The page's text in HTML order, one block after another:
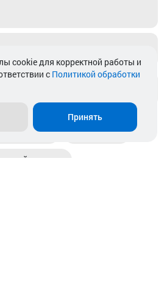
выдачи Магазины
расчет
cookie для корректной работы и
с Политикой обработки
Принять